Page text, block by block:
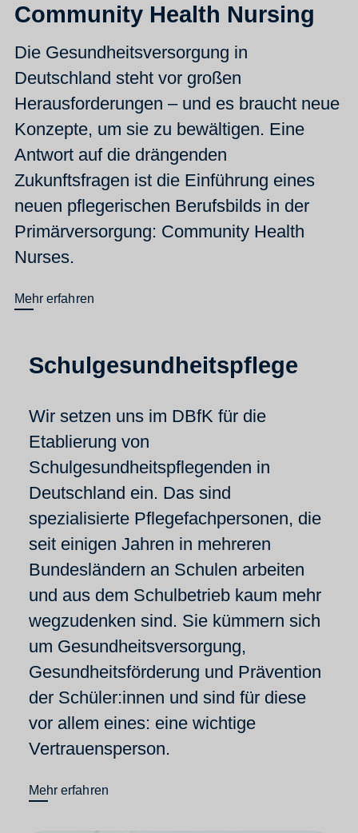
Community Health Nursing
Die Gesundheitsversorgung in
Deutschland steht vor großen
Herausforderungen – und es braucht neue
Konzepte, um sie zu bewältigen. Eine
Antwort auf die drängenden
Zukunftsfragen ist die Einführung eines
neuen pflegerischen Berufsbilds in der
Primärversorgung: Community Health
Nurses.
Mehr erfahren
Schulgesundheitspflege
Wir setzen uns im DBfK für die
Etablierung von
Schulgesundheitspflegenden in
Deutschland ein. Das sind
spezialisierte Pflegefachpersonen, die
seit einigen Jahren in mehreren
Bundesländern an Schulen arbeiten
und aus dem Schulbetrieb kaum mehr
wegzudenken sind. Sie kümmern sich
um Gesundheitsversorgung,
Gesundheitsförderung und Prävention
der Schüler:innen und sind für diese
vor allem eines: eine wichtige
Vertrauensperson.
Mehr erfahren